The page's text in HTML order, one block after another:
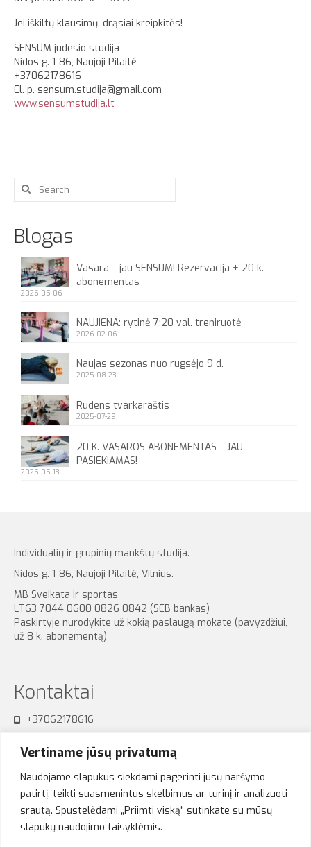
Vertiname jūsų privatumą
Naudojame slapukus siekdami pagerinti jūsų naršymo
patirtį, teikti suasmenintus skelbimus ar turinį ir analizuoti
srautą. Spustelėdami „Priimti viską“ sutinkate su mūsų
slapukų naudojimo taisyklėmis.
Jei iškiltų klausimų, drąsiai kreipkitės!
SENSUM judesio studija
Nidos g. 1-86, Naujoji Pilaitė
+37062178616
El. p. sensum.studija@gmail.com
www.sensumstudija.lt
Search
for:
Blogas
Vasara – jau SENSUM! Rezervacija + 20 k.
abonementas
2026-05-06
NAUJIENA: rytinė 7:20 val. treniruotė
2026-02-06
Naujas sezonas nuo rugsėjo 9 d.
2025-08-23
Rudens tvarkaraštis
2025-07-29
20 K. VASAROS ABONEMENTAS – JAU
PASIEKIAMAS!
2025-05-13
Individualių ir grupinių mankštų studija.
Nidos g. 1-86, Naujoji Pilaitė, Vilnius.
MB Sveikata ir sportas
LT63 7044 0600 0826 0842 (SEB bankas)
Paskirtyje nurodykite už kokią paslaugą mokate (pavyzdžiui,
už 8 k. abonementą)
Kontaktai
+37062178616
Akimirkos